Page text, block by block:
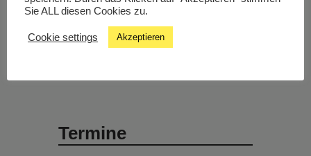
Studiochat
Termine
Sie ALL diesen Cookies zu.
Cookie settings Akzeptieren